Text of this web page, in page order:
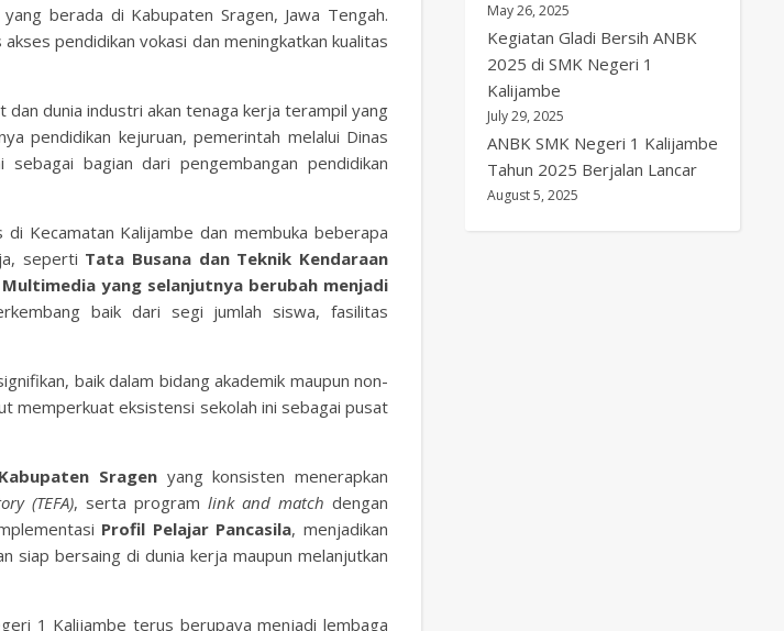
berada di Kabupaten Sragen, Jawa Tengah.
pendidikan vokasi dan meningkatkan kualitas
dunia industri akan tenaga kerja terampil yang
pendidikan kejuruan, pemerintah melalui Dinas
bagian dari pengembangan pendidikan
Kecamatan Kalijambe dan membuka beberapa
seperti Tata Busana dan Teknik Kendaraan
yang selanjutnya berubah menjadi
baik dari segi jumlah siswa, fasilitas
baik dalam bidang akademik maupun non-
memperkuat eksistensi sekolah ini sebagai pusat
Sragenyang konsisten menerapkan
(TEFA), serta program link and match dengan
Profil Pelajar Pancasila, menjadikan
siap bersaing di dunia kerja maupun melanjutkan
1 Kalijambe terus berupaya menjadi lembaga
May 26, 2025
Kegiatan Gladi Bersih ANBK
2025 di SMK Negeri 1
Kalijambe
July 29, 2025
ANBK SMK Negeri 1 Kalijambe
Tahun 2025 Berjalan Lancar
August 5, 2025